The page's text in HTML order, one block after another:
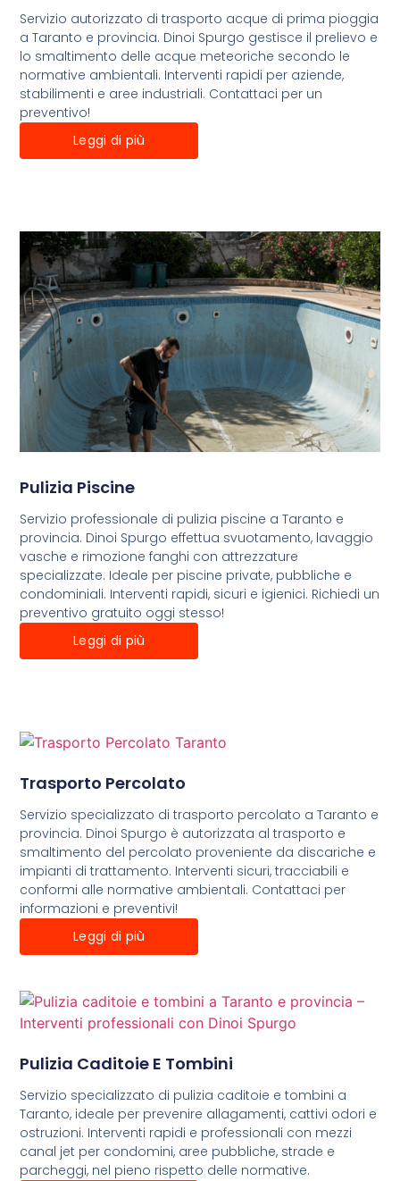
Servizio autorizzato di trasporto acque di prima pioggia
a Taranto e provincia. Dinoi Spurgo gestisce il prelievo e
lo smaltimento delle acque meteoriche secondo le
normative ambientali. Interventi rapidi per aziende,
stabilimenti e aree industriali. Contattaci per un
preventivo!
Leggi di più
Pulizia Piscine
Servizio professionale di pulizia piscine a Taranto e
provincia. Dinoi Spurgo effettua svuotamento, lavaggio
vasche e rimozione fanghi con attrezzature
specializzate. Ideale per piscine private, pubbliche e
condominiali. Interventi rapidi, sicuri e igienici. Richiedi un
preventivo gratuito oggi stesso!
Leggi di più
Trasporto Percolato
Servizio specializzato di trasporto percolato a Taranto e
provincia. Dinoi Spurgo è autorizzata al trasporto e
smaltimento del percolato proveniente da discariche e
impianti di trattamento. Interventi sicuri, tracciabili e
conformi alle normative ambientali. Contattaci per
informazioni e preventivi!
Leggi di più
Pulizia Caditoie E Tombini
Servizio specializzato di pulizia caditoie e tombini a
Taranto, ideale per prevenire allagamenti, cattivi odori e
ostruzioni. Interventi rapidi e professionali con mezzi
canal jet per condomini, aree pubbliche, strade e
parcheggi, nel pieno rispetto delle normative.